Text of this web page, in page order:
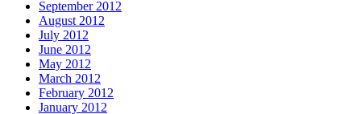
September 2012
August 2012
July 2012
June 2012
May 2012
March 2012
February 2012
January 2012